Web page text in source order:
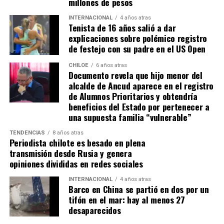
“Seguimos trabajando con esperanza, pero sin
certezas”, concluyó el alcalde de Quemchi, reflejando el
sentimiento generalizado entre los ediles de Chiloé ante
la disminución de recursos provenientes de la Subdere.
INTERNACIONAL 4 años atras
Tenista de 16 años salió a dar
explicaciones sobre polémico registro
de festejo con su padre en el US Open
CHILOE 6 años atras
Documento revela que hijo menor del
alcalde de Ancud aparece en el registro
de Alumnos Prioritarios y obtendría
beneficios del Estado por pertenecer a
una supuesta familia “vulnerable”
TENDENCIAS 8 años atras
Periodista chilote es besado en plena
transmisión desde Rusia y genera
opiniones divididas en redes sociales
INTERNACIONAL 4 años atras
Barco en China se partió en dos por un
tifón en el mar: hay al menos 27
desaparecidos